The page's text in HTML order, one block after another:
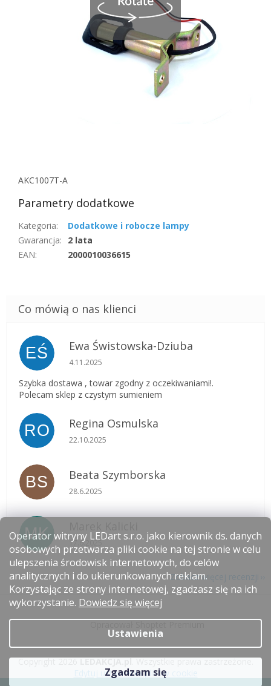
Operator witryny LEDart s.r.o. jako kierownik ds. danych
osobowych przetwarza pliki cookie na tej stronie w celu
ulepszenia środowisk internetowych, do celów
analitycznych i do ukierunkowanych reklam.
Korzystając ze strony internetowej, zgadzasz się na ich
wykorzystanie. Dowiedz się więcej
Ustawienia
Zgadzam się
AKC1007T-A
Parametry dodatkowe
Kategoria:
Dodatkowe i robocze lampy
Gwarancja:
2 lata
EAN: 2000010036615
EŚ Ewa Świstowska-Dziuba
Ocena sklepu to 5 na 5 gwiazdek.
4.11.2025
Szybka dostawa , towar zgodny z oczekiwaniami!.
Polecam sklep z czystym sumieniem
RO Regina Osmulska
Ocena sklepu to 5 na 5 gwiazdek.
22.10.2025
BS Beata Szymborska
Ocena sklepu to 5 na 5 gwiazdek.
28.6.2025
MK Ocena sklepu to 5 na 5 gwiazdek.
17.6.2025
Zobacz więcej recenzji
Copyright 2026LEDAKCJA.pl. Wszystkie prawa zastrzeżone.
Edytuj ustawienia plików cookie